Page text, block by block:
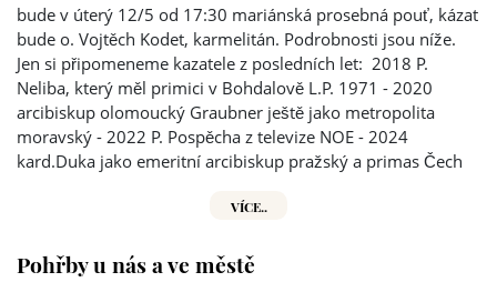
bude v úterý 12/5 od 17:30 mariánská prosebná pouť, kázat
bude o. Vojtěch Kodet, karmelitán. Podrobnosti jsou níže.
Jen si připomeneme kazatele z posledních let: 2018 P.
Neliba, který měl primici v Bohdalově L.P. 1971 - 2020
arcibiskup olomoucký Graubner ještě jako metropolita
moravský - 2022 P. Pospěcha z televize NOE - 2024
kard.Duka jako emeritní arcibiskup pražský a primas Čech
VÍCE..
Pohřby u nás a ve městě